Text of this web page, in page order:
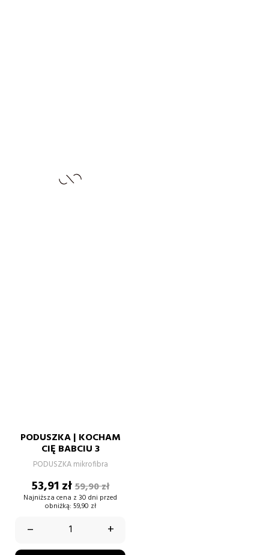
PODUSZKA | KOCHAM
CIĘ BABCIU 3
PODUSZKA mikrofibra
Cena
53,91 złCena
podstawowa
59,90 zł
Najniższa cena z 30 dni przed
obniżką: 59,90 zł
– +